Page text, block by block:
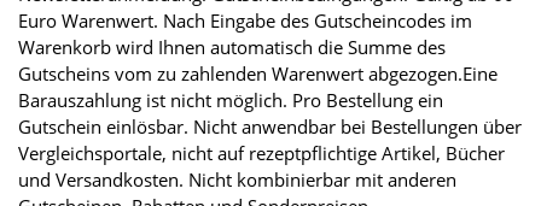
Euro Warenwert. Nach Eingabe des Gutscheincodes im
Warenkorb wird Ihnen automatisch die Summe des
Gutscheins vom zu zahlenden Warenwert abgezogen.Eine
Barauszahlung ist nicht möglich. Pro Bestellung ein
Gutschein einlösbar. Nicht anwendbar bei Bestellungen über
Vergleichsportale, nicht auf rezeptpflichtige Artikel, Bücher
und Versandkosten. Nicht kombinierbar mit anderen